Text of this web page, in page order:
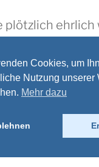
plötzlich ehrlich
geschieht im
Yachten und Niveau
giftige Pointe.
Humor:
in Barren, möchte
Cookies, um
Nutzung unserer
Mehr dazu